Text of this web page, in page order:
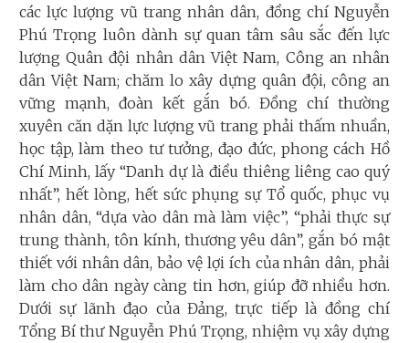
các lực lượng vũ trang nhân dân, đồng chí Nguyễn
Phú Trọng luôn dành sự quan tâm sâu sắc đến lực
lượng Quân đội nhân dân Việt Nam, Công an nhân
dân Việt Nam; chăm lo xây dựng quân đội, công an
vững mạnh, đoàn kết gắn bó. Đồng chí thường
xuyên căn dặn lực lượng vũ trang phải thấm nhuần,
học tập, làm theo tư tưởng, đạo đức, phong cách Hồ
Chí Minh, lấy “Danh dự là điều thiêng liêng cao quý
nhất”, hết lòng, hết sức phụng sự Tổ quốc, phục vụ
nhân dân, “dựa vào dân mà làm việc”, “phải thực sự
trung thành, tôn kính, thương yêu dân”, gắn bó mật
thiết với nhân dân, bảo vệ lợi ích của nhân dân, phải
làm cho dân ngày càng tin hơn, giúp đỡ nhiều hơn.
Dưới sự lãnh đạo của Đảng, trực tiếp là đồng chí
Tổng Bí thư Nguyễn Phú Trọng, nhiệm vụ xây dựng